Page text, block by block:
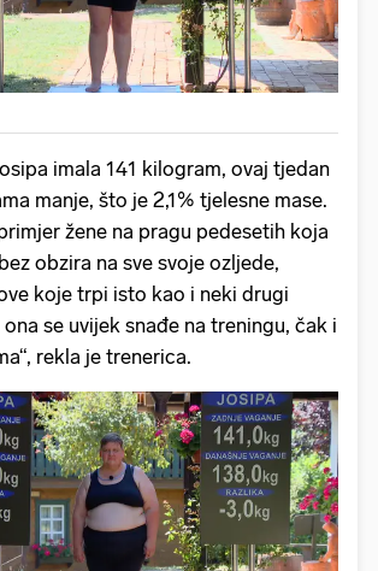
imala 141 kilogram, ovaj tjedan
manje, što je 2,1% tjelesne mase.
žene na pragu pedesetih koja
obzira na sve svoje ozljede,
koje trpi isto kao i neki drugi
se uvijek snađe na treningu, čak i
rekla je trenerica.